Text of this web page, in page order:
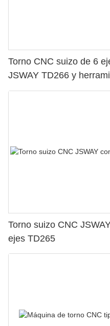
Torno CNC suizo de 6
JSWAY TD266 y
Torno suizo CNC
ejes TD265